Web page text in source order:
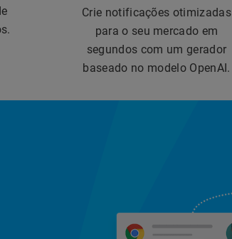
Crie notificações otimizadas
para o seu mercado em
segundos com um gerador
baseado no modelo OpenAI.